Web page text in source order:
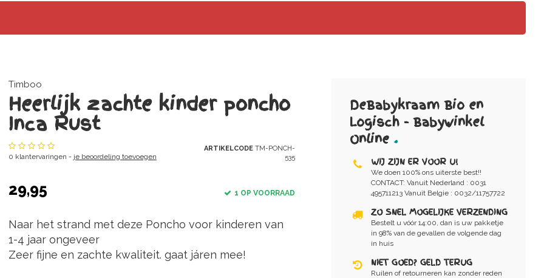
Timboo
Heerlijk zachte kinder poncho
Inca Rust
0 klantervaringen - je beoordeling toevoegen
ARTIKELCODETM-PONCH-
535
29,95 1 OP VOORRAAD
Naar het strand met deze Poncho voor kinderen van
1-4 jaar ongeveer
Zeer fijne en zachte kwaliteit. gaat járen mee!
DeBabykraam Bio en
Logisch - Babywinkel
Online .
WIJ ZIJN ER VOOR U!
We doen 100% ons uiterste best!!
CONTACT: Vanuit Nederland : 0031
495711213 Vanuit Belgie : 0032/11757722
ZO SNEL MOGELIJKE VERZENDING
Bestelt u vóór 14:00, dan is uw pakketje
in 98% van de gevallen de volgende dag
in huis
NIET GOED? GELD TERUG
Ruilen of retourneren kan zonder reden